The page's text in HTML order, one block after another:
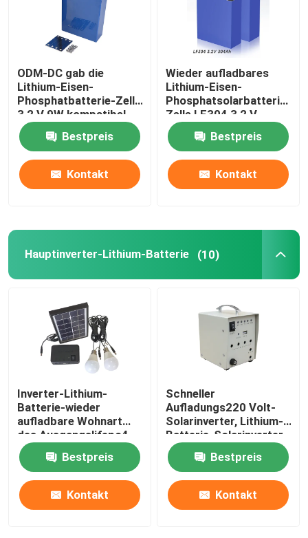
ODM-DC gab die
Lithium-Eisen-
Phosphatbatterie-Zelle
3,2 V 9W kompatibel
aus
Bestpreis
Kontakt
Wieder aufladbares
Lithium-Eisen-
Phosphatsolarbatterie,
Zelle LF304 3,2 V
Lifepo4
Bestpreis
Kontakt
Hauptinverter-Lithium-Batterie (10)
Inverter-Lithium-
Batterie-wieder
aufladbare Wohnart
des Ausgangslifepo4
Bestpreis
Kontakt
Schneller
Aufladungs220 Volt-
Solarinverter, Lithium-
Batterie-Solarinverter
20000mAh
Bestpreis
Kontakt